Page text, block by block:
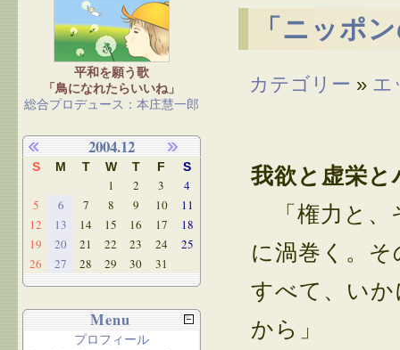
「ニッポ
カテゴリー » エ
我欲と虚栄と
「権力と、
に渦巻く。
すべて、い
から」
平和を願う歌
「鳥になれたらいいね」
総合プロデュース：本庄慧一郎
2004.12
S M T W T F S
1 2 3
4
5
6 7 8 9 10
11
12
13 14 15 16 17
18
19
20 21 22 23 24
25
26
27 28 29 30 31
Menu
プロフィール